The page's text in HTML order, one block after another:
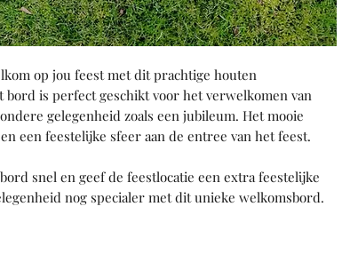
op jou feest met dit prachtige houten
bord is perfect geschikt voor het verwelkomen van
gelegenheid zoals een jubileum. Het mooie
een feestelijke sfeer aan de entree van het feest.
snel en geef de feestlocatie een extra feestelijke
nog specialer met dit unieke welkomsbord.